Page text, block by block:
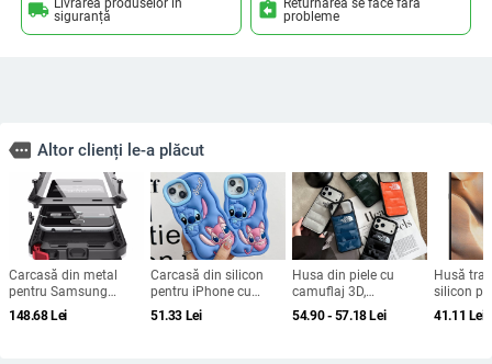
local_shipping Livrarea produselor în
siguranță
assignment_return Returnarea se face fără
probleme
more Altor clienți le-a plăcut
Carcasă din metal
pentru Samsung
Galaxy S24/S23/S25
Ultra, spate, prelucrată,
148.68Lei
Carcasă din silicon
pentru iPhone cu
design cartoon –
protecție anti-cădere,
51.33 Lei
Husa din piele cu
camuflaj 3D,
căptușeală din
bumbac, stil jachetă
54.90 - 57.18Lei
Husă
silicon
X100,
41.11 Lei